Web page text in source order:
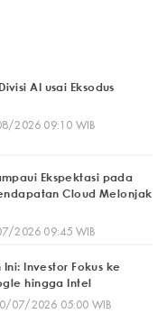
AI usai Eksodus
2026 09:10 WIB
Ekspektasi pada
Cloud Melonjak
2026 09:45 WIB
Investor Fokus ke
hingga Intel
07/2026 05:00 WIB